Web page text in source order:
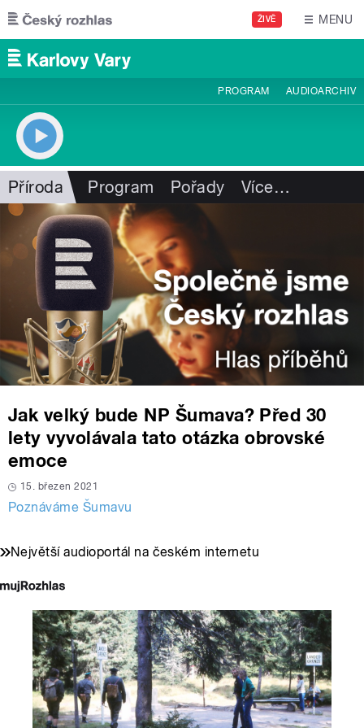
Přejít k hlavnímu obsahu
ŽIVĚ MENU
PROGRAM AUDIOARCHIV
Příroda Program Pořady Více…
Jak velký bude NP Šumava? Před 30
lety vyvolávala tato otázka obrovské
emoce
15. březen 2021
Poznáváme Šumavu
Největší audioportál na českém internetu